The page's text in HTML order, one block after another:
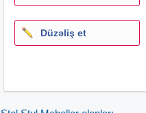
vitrinlər
seviz arabaları
boş toplama arabası
Düzəliş et